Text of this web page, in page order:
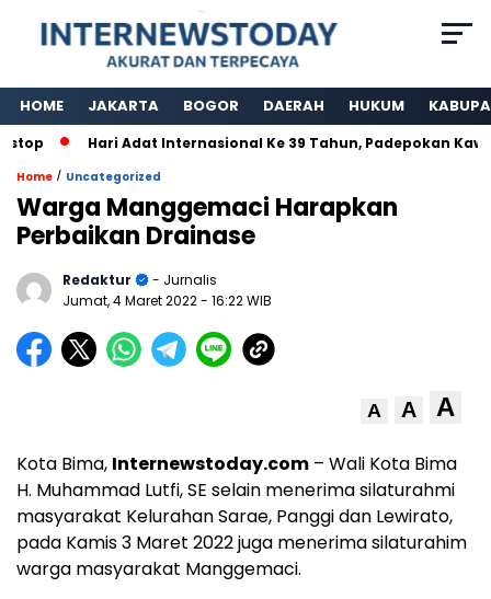
HOME JAKARTA BOGOR DAERAH HUKUM
Hari Adat Internasional Ke 39 Tahun, Padepokan
Home / Uncategorized
Warga Manggemaci Harapkan
Perbaikan Drainase
Redaktur
- Jurnalis
Jumat, 4 Maret 2022- 16:22 WIB
A A A
Kota Bima, Internewstoday.com – Wali Kota Bima
H. Muhammad Lutfi, SE selain menerima silaturahmi
masyarakat Kelurahan Sarae, Panggi dan Lewirato,
pada Kamis 3 Maret 2022 juga menerima silaturahim
warga masyarakat Manggemaci.